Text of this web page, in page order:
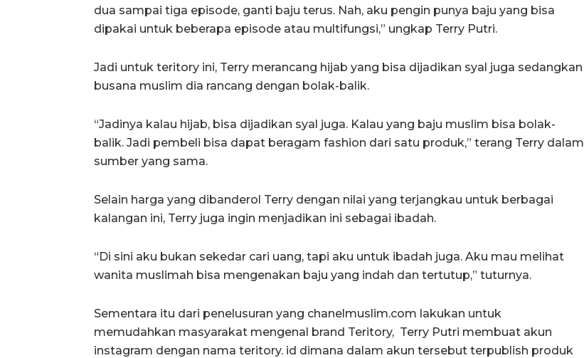
dua sampai tiga episode, ganti baju terus. Nah, aku pengin punya baju yang bisa
dipakai untuk beberapa episode atau multifungsi,” ungkap Terry Putri.
Jadi untuk teritory ini, Terry merancang hijab yang bisa dijadikan syal juga sedangkan
busana muslim dia rancang dengan bolak-balik.
“Jadinya kalau hijab, bisa dijadikan syal juga. Kalau yang baju muslim bisa bolak-
balik. Jadi pembeli bisa dapat beragam fashion dari satu produk,” terang Terry dalam
sumber yang sama.
Selain harga yang dibanderol Terry dengan nilai yang terjangkau untuk berbagai
kalangan ini, Terry juga ingin menjadikan ini sebagai ibadah.
“Di sini aku bukan sekedar cari uang, tapi aku untuk ibadah juga. Aku mau melihat
wanita muslimah bisa mengenakan baju yang indah dan tertutup,” tuturnya.
Sementara itu dari penelusuran yang chanelmuslim.com lakukan untuk
memudahkan masyarakat mengenal brand Teritory, Terry Putri membuat akun
instagram dengan nama teritory. id dimana dalam akun tersebut terpublish produk